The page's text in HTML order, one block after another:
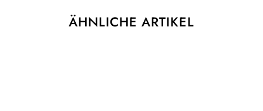
ÄHNLICHE ARTIKEL